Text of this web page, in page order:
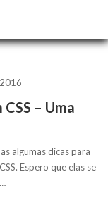
– Uma
algumas dicas para
Espero que elas se